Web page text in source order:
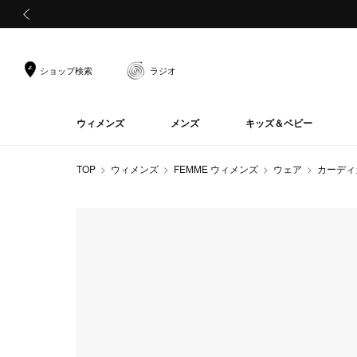
ショップ検索 ラジオ
ウィメンズ メンズ キッズ＆ベビー
TOP ウィメンズ FEMME ウィメンズ ウェア カーデ